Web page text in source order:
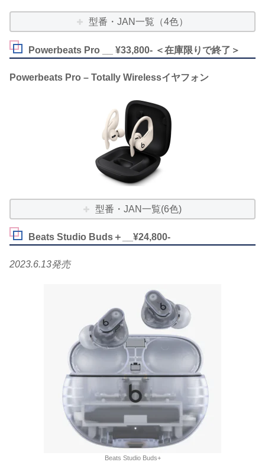
型番・JAN一覧（4色）
Powerbeats Pro __ ¥33,800- ＜在庫限りで終了＞
Powerbeats Pro – Totally Wirelessイヤフォン
型番・JAN一覧(6色)
Beats Studio Buds＋__¥24,800-
2023.6.13発売
Beats Studio Buds+